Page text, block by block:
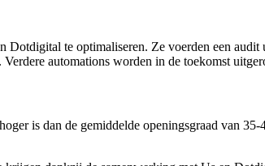
te optimaliseren. Ze voerden een
automations worden in de toekomst
is dan de gemiddelde openingsgraad van